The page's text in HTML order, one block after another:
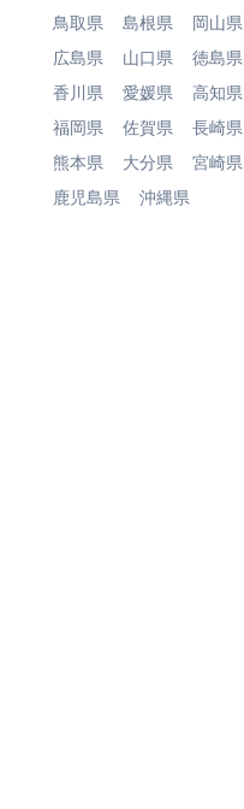
鳥取県
島根県
岡山県
広島県
山口県
徳島県
香川県
愛媛県
高知県
福岡県
佐賀県
長崎県
熊本県
大分県
宮崎県
鹿児島県
沖縄県